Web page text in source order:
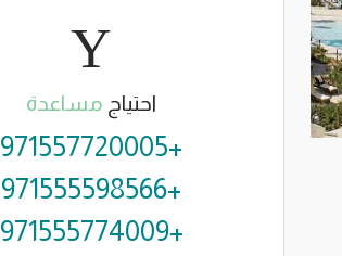
احتياج مساعدة
+971557720005
+971555598566
+971555774009